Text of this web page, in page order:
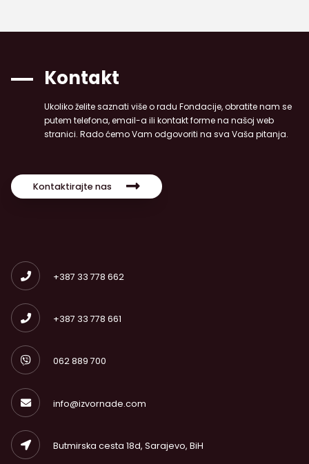
Kontakt
Ukoliko želite saznati više o radu Fondacije, obratite nam se
putem telefona, email-a ili kontakt forme na našoj web
stranici. Rado ćemo Vam odgovoriti na sva Vaša pitanja.
Kontaktirajte nas
+387 33 778 662
+387 33 778 661
062 889 700
info@izvornade.com
Butmirska cesta 18d, Sarajevo, BiH